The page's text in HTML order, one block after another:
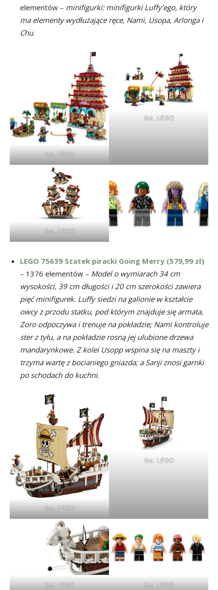
elementów – minifigurki: minifigurki Luffy’ego, który
ma elementy wydłużające ręce, Nami, Usopa, Arlonga i
Chu.
fot. LEGO
fot. LEGO
fot. LEGO
LEGO 75639 Statek piracki Going Merry (579,99 zł)
– 1376 elementów – Model o wymiarach 34 cm
wysokości, 39 cm długości i 20 cm szerokości zawiera
pięć minifigurek. Luffy siedzi na galionie w kształcie
owcy z przodu statku, pod którym znajduje się armata,
Zoro odpoczywa i trenuje na pokładzie; Nami kontroluje
ster z tyłu, a na pokładzie rosną jej ulubione drzewa
mandarynkowe. Z kolei Usopp wspina się na maszty i
trzyma wartę z bocianiego gniazda; a Sanji znosi garnki
po schodach do kuchni.
fot. LEGO
fot. LEGO
fot. LEGO fot. LEGO